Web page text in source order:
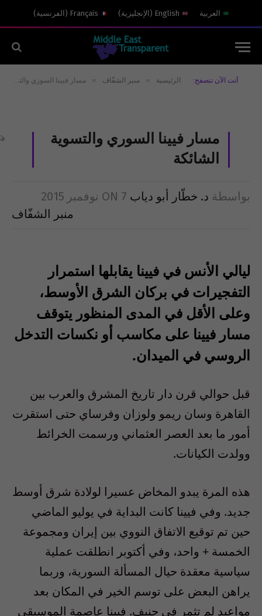
العربية English
( الإنجليزية)
Français
( الفرنسية)
أنت الآن تتصفح: الرئيسية » منبر الشفّاف » مسار فيينا السوري والتسوية الشائكة
مسار فيينا السوري والتسوية
الشائكة
بواسطة د. خطّار أبو دياب ON 7 نوفمبر 2015
منبر الشفّاف
ليالي الأنس في فيينا يقابلها استمرار
التفجيرات في بركان الشرق الأوسط،
وعلى الأقل في المدى المنظور يتوقف
مسار فيينا على مكاسب أو نكسات التدخل
الروسي في الميدان.
قبل حوالي قرن دار تاريخ المشرق والعرب بين
القاهرة وسان ريمو ولوزان وفرساي حتى استقرت
أمور ما بعد العصر العثماني ورسمت الخرائط
وولدت الكيانات.
هذه المرة يبدو المخاض عسيرا لولادة شرق أوسط
جديد. وفي فيينا كانت البداية في يوليو الماضي
حين تم توقيع الاتفاق النووي بين إيران ومجموعة
الخمسة + واحد، وفي أكتوبر انطلقت عملية
سياسية معقدة حيال المسألة السورية، وربما
يراهن البعض على توسم الخير في المكان بعد
مواعيد لم تثمر في جنيف. فيينا عاصمة الموسيقى